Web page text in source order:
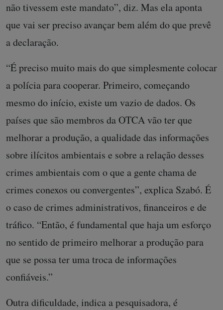
não tivessem este mandato”, diz. Mas ela aponta
que vai ser preciso avançar bem além do que prevê
a declaração.
“É preciso muito mais do que simplesmente colocar
a polícia para cooperar. Primeiro, começando
mesmo do início, existe um vazio de dados. Os
países que são membros da OTCA vão ter que
melhorar a produção, a qualidade das informações
sobre ilícitos ambientais e sobre a relação desses
crimes ambientais com o que a gente chama de
crimes conexos ou convergentes”, explica Szabó. É
o caso de crimes administrativos, financeiros e de
tráfico. “Então, é fundamental que haja um esforço
no sentido de primeiro melhorar a produção para
que se possa ter uma troca de informações
confiáveis.”
Outra dificuldade, indica a pesquisadora, é